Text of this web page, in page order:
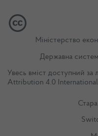
Міністерство
Державна
Увесь вміст доступний за
Attribution 4.0